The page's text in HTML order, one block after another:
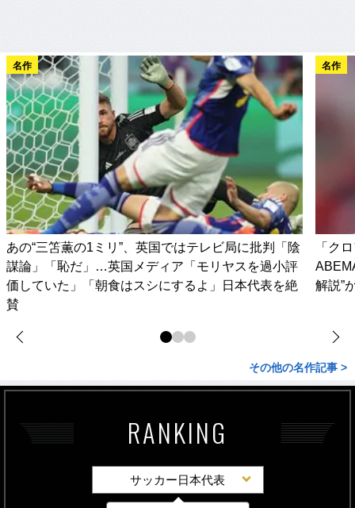
名作
あの“三笘薫の1ミリ”、英国ではテレビ局に批判「陰
謀論」「恥だ」…英国メディア「モリヤスを過小評
価していた」「朝食はスシにするよ」日本代表を絶
賛
名作
「ク
解説”
その他の名作記事 >
RANKING
サッカー日本代表